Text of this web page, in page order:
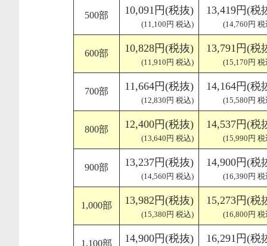
500部 10,091円(税抜)
(11,100円 税込)
13,419円(税
(14,760円 税
600部 10,828円(税抜)
(11,910円 税込)
13,791円(税
(15,170円 税
700部 11,664円(税抜)
(12,830円 税込)
14,164円(税
(15,580円 税
800部 12,400円(税抜)
(13,640円 税込)
14,537円(税
(15,990円 税
900部 13,237円(税抜)
(14,560円 税込)
14,900円(税
(16,390円 税
1,000部 13,982円(税抜)
(15,380円 税込)
15,273円(税
(16,800円 税
1,100部 14,900円(税抜) 16,291円(税